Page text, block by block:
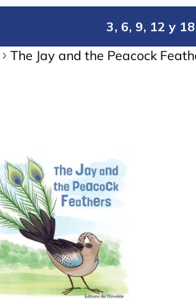
3, 6, 9, 12 y
The Jay and the Peacock